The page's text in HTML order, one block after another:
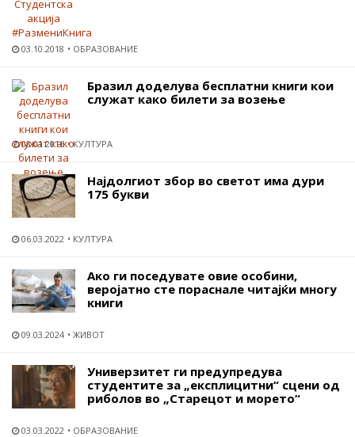
03.10.2018 ОБРАЗОВАНИЕ
Бразил доделува бесплатни книги кои
служат како билети за возење
08.01.2016 КУЛТУРА
Најдолгиот збор во светот има дури
175 букви
06.03.2022 КУЛТУРА
Ако ги поседувате овие особини,
веројатно сте пораснале читајќи многу
книги
09.03.2024 ЖИВОТ
Универзитет ги предупредува
студентите за „експлицитни“ сцени од
риболов во „Старецот и морето“
03.03.2022 ОБРАЗОВАНИЕ